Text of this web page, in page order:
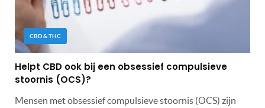
CBD & THC
Helpt CBD ook bij een obsessief compulsieve
stoornis (OCS)?
Mensen met obsessief compulsieve stoornis (OCS) zijn